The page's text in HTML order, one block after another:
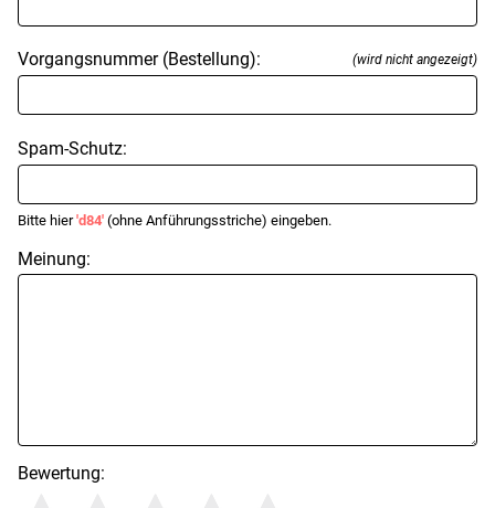
Vorgangsnummer (Bestellung): (wird nicht angezeigt)
Spam-Schutz:
Bitte hier'd84' (ohne Anführungsstriche) eingeben.
Meinung:
Bewertung: